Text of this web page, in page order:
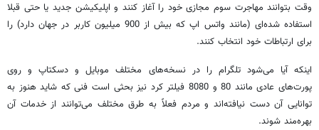
وقت بتوانند مهاجرت سوم مجازی خود را آغاز کنند و اپلیکیشن جدید یا حتی قبلا
استفاده شده‌ای (مانند واتس اپ که بیش از 900 میلیون کاربر در جهان دارد) را
برای ارتباطات خود انتخاب کنند.
اینکه آیا می‌شود تلگرام را در نسخه‌های مختلف موبایل و دسکتاپ و روی
پورت‌های عادی مانند 80 و 8080 فیلتر کرد نیز بحثی است فنی که شاید هنوز به
توانایی آن دست نیافته‌اند و مردم فعلاً به طرق مختلف می‌توانند از خدمات آن
بهره‌مند شوند.